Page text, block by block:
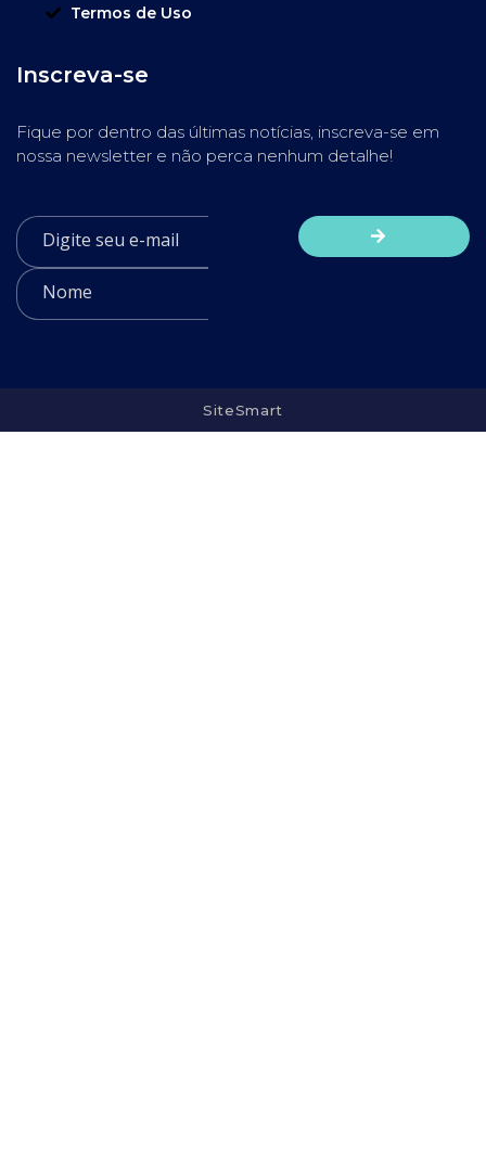
Termos de Uso
Inscreva-se
Fique por dentro das últimas notícias, inscreva-se em
nossa newsletter e não perca nenhum detalhe!
SiteSmart